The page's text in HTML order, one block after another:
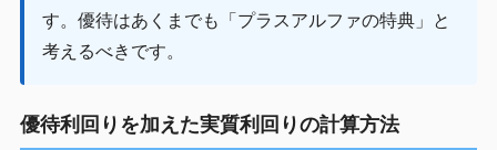
す。優待はあくまでも「プラスアルファの特典」と
考えるべきです。
優待利回りを加えた実質利回りの計算方法